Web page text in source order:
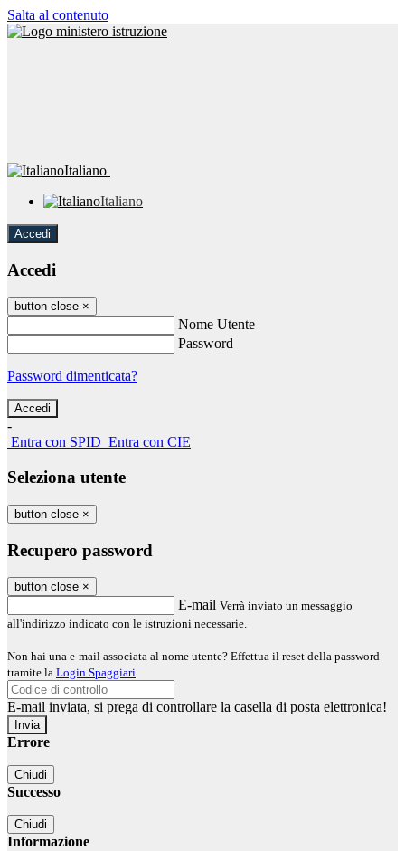
Salta al contenuto
Italiano
Italiano
Accedi
Accedi
button close ×
Nome Utente
Password
Password dimenticata?
-
Entra con SPID Entra con CIE
Seleziona utente
button close ×
Recupero password
button close ×
E-mail Verrà inviato un messaggio
all'indirizzo indicato con le istruzioni necessarie.
Non hai una e-mail associata al nome utente? Effettua il reset della password
tramite la Login Spaggiari
E-mail inviata, si prega di controllare la casella di posta elettronica!
Errore
Chiudi
Successo
Chiudi
Informazione